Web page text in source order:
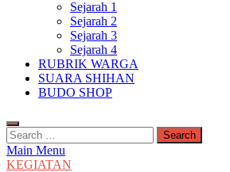
Sejarah 1
Sejarah 2
Sejarah 3
Sejarah 4
RUBRIK WARGA
SUARA SHIHAN
BUDO SHOP
Search
for:
Main Menu
KEGIATAN